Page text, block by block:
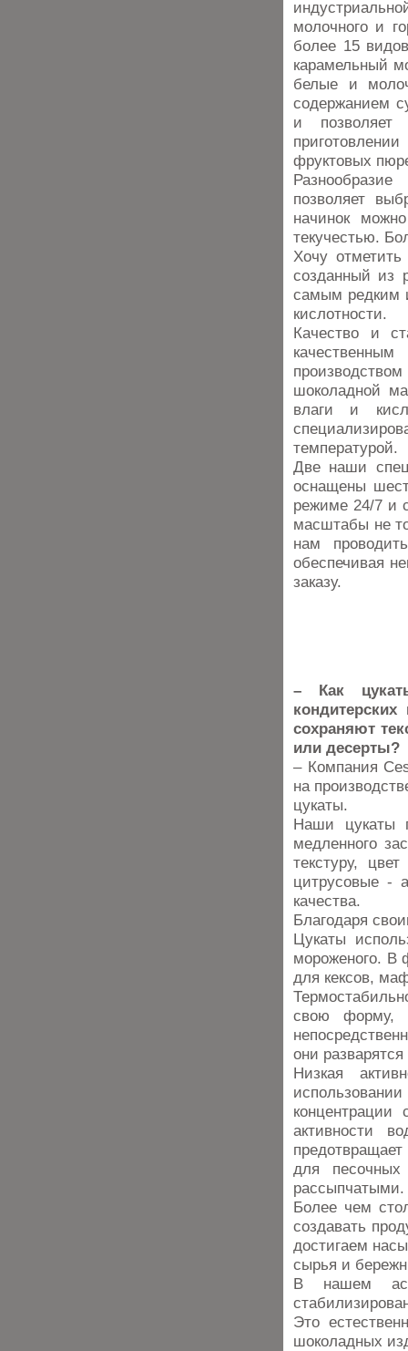
молочного и
более 15
карамельный
белые и
содержанием
и позволяет
фруктовых
позволяет
начинок
текучестью.
Хочу
созданный из
самым редким
кислотности.
Качество и
шоколадной
влаги и
температурой.
Две наши
оснащены
режиме 24/7 и
масштабы не
нам
обеспечивая
заказу.
– Как
сохраняют
или десерты?
– Компания
на
цукаты.
Наши цукаты
медленного
текстуру,
цитрусовые -
качества.
Благодаря
Цукаты
мороженого. В
для кексов,
свою форму,
они
Низкая
концентрации
активности
для
рассыпчатыми.
Более чем
создавать
достигаем
сырья и
В нашем
Это
шоколадных